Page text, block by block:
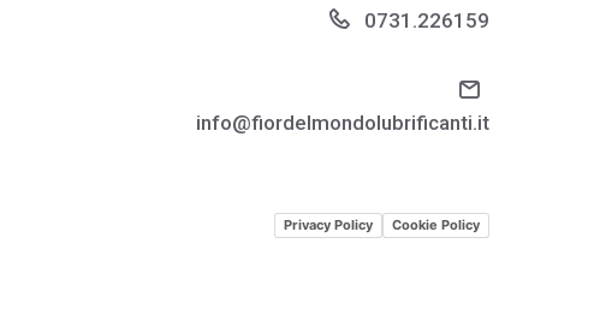
0731.226159
info@fiordelmondolubrificanti.it
Privacy Policy Cookie Policy